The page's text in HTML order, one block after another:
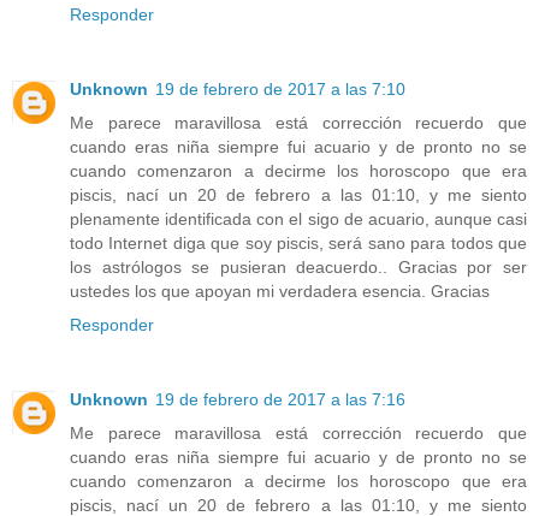
Responder
Unknown 19 de febrero de 2017 a las 7:10
Me parece maravillosa está corrección recuerdo que
cuando eras niña siempre fui acuario y de pronto no se
cuando comenzaron a decirme los horoscopo que era
piscis, nací un 20 de febrero a las 01:10, y me siento
plenamente identificada con el sigo de acuario, aunque casi
todo Internet diga que soy piscis, será sano para todos que
los astrólogos se pusieran deacuerdo.. Gracias por ser
ustedes los que apoyan mi verdadera esencia. Gracias
Responder
Unknown 19 de febrero de 2017 a las 7:16
Me parece maravillosa está corrección recuerdo que
cuando eras niña siempre fui acuario y de pronto no se
cuando comenzaron a decirme los horoscopo que era
piscis, nací un 20 de febrero a las 01:10, y me siento